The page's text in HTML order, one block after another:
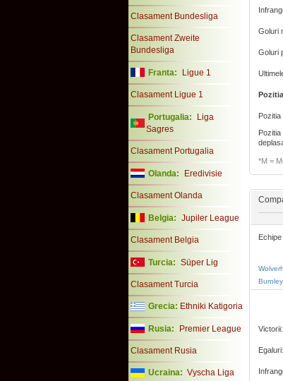
Clasament Bundesliga
Clasament Zweite
Bundesliga
Franta: Ligue 1
Clasament Ligue 1
Portugalia:
Liga
Sagres
Clasament Portugalia
Olanda: Eredivisie
Clasament Olanda
Belgia: Jupiler League
Clasament Belgia
Turcia: Süper Lig
Clasament Turcia
Grecia: Ethniki Katigoria
Rusia: Premier League
Clasament Rusia
Ucraina: Vyscha Liga
Goluri
Goluri
*M =
Echipe
Victorii:
Egaluri: